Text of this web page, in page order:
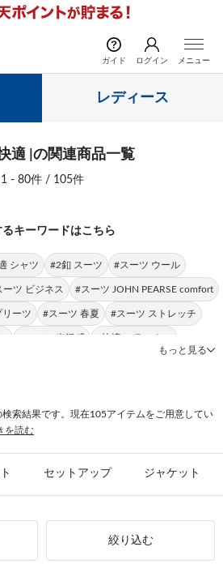
ガイド ログイン メニュー
レディース
適 |の関連商品一覧
1 - 80件 / 105件
るキーワードはこちら
シャツ #2釦 スーツ #スーツ ウール
ーツ ビジネス #スーツ JOHN PEARSE comfort
リーツ #スーツ 春夏 #スーツ ストレッチ
#スーツ 光沢感 #快適 スラックス
もっと見る
索結果です。現在105アイテムをご用意してい
を読む
セットアップ ジャケット
絞り込む